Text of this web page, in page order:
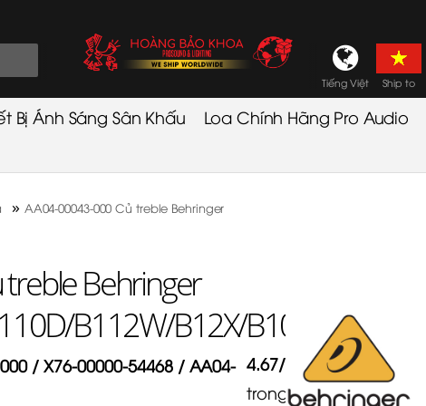
Tiếng Việt Ship to
Bị Ánh Sáng Sân Khấu Loa Chính Hãng Pro Audio
» AA04-00043-000 Củ treble Behringer
Behringer
B112W/B12X/B108D
/ X76-00000-54468 / AA04- 4.67/
trong3